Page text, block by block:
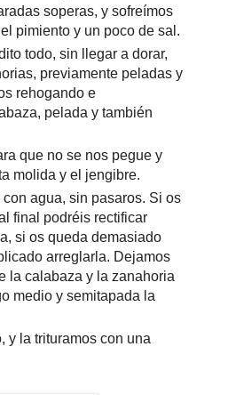
soperas, y sofreímos
pimiento y un poco de sal.
todo, sin llegar a dorar,
previamente peladas y
rehogando e
pelada y también
que no se nos pegue y
molida y el jengibre.
agua, sin pasaros. Si os
final podréis rectificar
si os queda demasiado
arreglarla. Dejamos
la calabaza y la zanahoria
medio y semitapada la
y la trituramos con una